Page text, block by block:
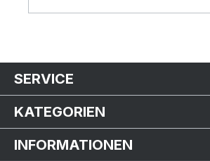
SERVICE
KATEGORIEN
INFORMATIONEN